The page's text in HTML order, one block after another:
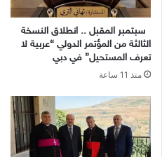
سبتمبر المقبل .. انطلاق النسخة
الثالثة من المؤتمر الدولي “عربية لا
تعرف المستحيل” في دبي
منذ 11 ساعة